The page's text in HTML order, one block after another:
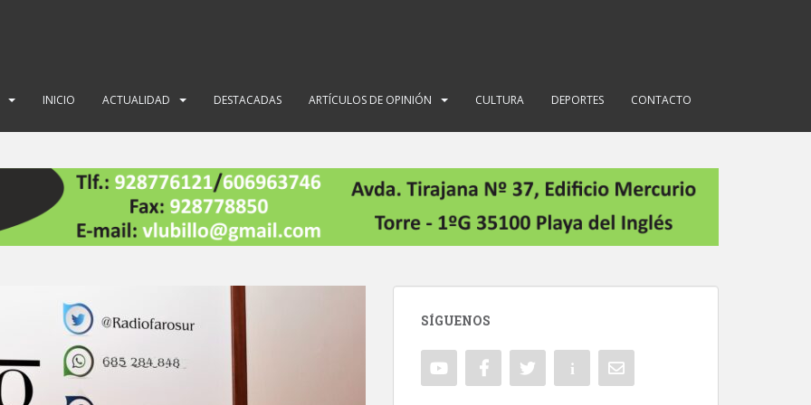
INICIO ACTUALIDAD DESTACADAS ARTÍCULOS DE OPINIÓN CULTURA DEPORTES CONTACTO
SÍGUENOS